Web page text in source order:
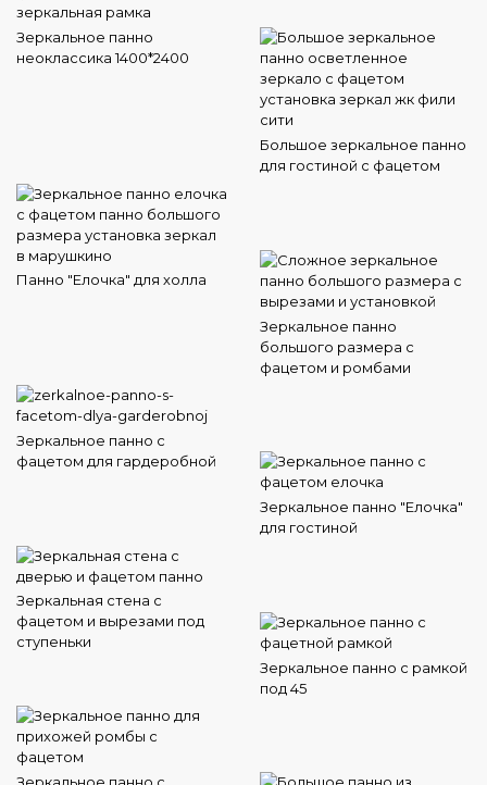
Зеркальное панно
неоклассика 1400*2400
Большое зеркальное панно
для гостиной с фацетом
Панно "Елочка" для холла
Зеркальное панно
большого размера с
фацетом и ромбами
Зеркальное панно с
фацетом для гардеробной
Зеркальное панно "Елочка"
для гостиной
Зеркальная стена с
фацетом и вырезами под
ступеньки
Зеркальное панно с рамкой
под 45